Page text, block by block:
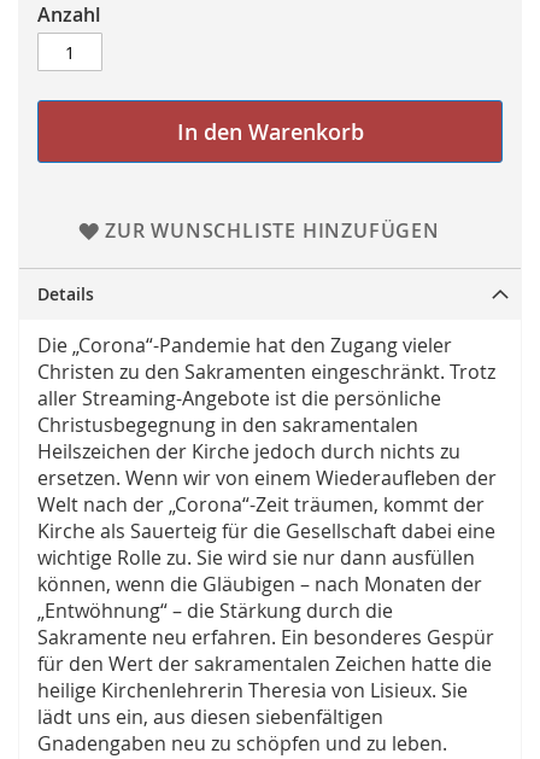
Anzahl
In den Warenkorb
ZUR WUNSCHLISTE HINZUFÜGEN
Details
Die „Corona“-Pandemie hat den Zugang vieler
Christen zu den Sakramenten eingeschränkt. Trotz
aller Streaming-Angebote ist die persönliche
Christusbegegnung in den sakramentalen
Heilszeichen der Kirche jedoch durch nichts zu
ersetzen. Wenn wir von einem Wiederaufleben der
Welt nach der „Corona“-Zeit träumen, kommt der
Kirche als Sauerteig für die Gesellschaft dabei eine
wichtige Rolle zu. Sie wird sie nur dann ausfüllen
können, wenn die Gläubigen – nach Monaten der
„Entwöhnung“ – die Stärkung durch die
Sakramente neu erfahren. Ein besonderes Gespür
für den Wert der sakramentalen Zeichen hatte die
heilige Kirchenlehrerin Theresia von Lisieux. Sie
lädt uns ein, aus diesen siebenfältigen
Gnadengaben neu zu schöpfen und zu leben.